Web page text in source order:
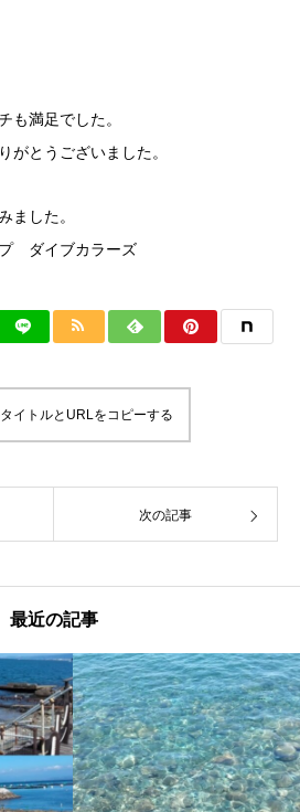
も満足でした。
とうございました。
ました。
ダイブカラーズ
イトルとURLをコピーする
次の記事
最近の記事